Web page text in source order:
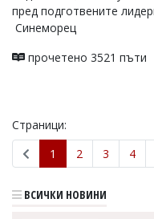
пред подготвените
Синеморец
прочетено 3521 пъти
Страници:
1
2 3 4
ВСИЧКИ НОВИНИ